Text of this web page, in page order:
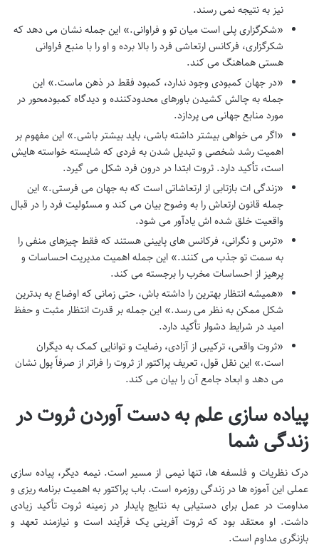
نیز به نتیجه نمی رسند.
«شکرگزاری پلی است میان تو و فراوانی.» این جمله نشان می دهد که
شکرگزاری، فرکانس ارتعاشی فرد را بالا برده و او را با منبع فراوانی
هستی هماهنگ می کند.
«در جهان کمبودی وجود ندارد، کمبود فقط در ذهن ماست.» این
جمله به چالش کشیدن باورهای محدودکننده و دیدگاه کمبودمحور در
مورد منابع جهانی می پردازد.
«اگر می خواهی بیشتر داشته باشی، باید بیشتر باشی.» این مفهوم بر
اهمیت رشد شخصی و تبدیل شدن به فردی که شایسته خواسته هایش
است، تأکید دارد. ثروت ابتدا در درون فرد شکل می گیرد.
«زندگی ات بازتابی از ارتعاشاتی است که به جهان می فرستی.» این
جمله قانون ارتعاش را به وضوح بیان می کند و مسئولیت فرد را در قبال
واقعیت خلق شده اش یادآور می شود.
«ترس و نگرانی، فرکانس های پایینی هستند که فقط چیزهای منفی را
به سمت تو جذب می کنند.» این جمله اهمیت مدیریت احساسات و
پرهیز از احساسات مخرب را برجسته می کند.
«همیشه انتظار بهترین را داشته باش، حتی زمانی که اوضاع به بدترین
شکل ممکن به نظر می رسد.» این جمله بر قدرت انتظار مثبت و حفظ
امید در شرایط دشوار تأکید دارد.
«ثروت واقعی، ترکیبی از آزادی، رضایت و توانایی کمک به دیگران
است.» این نقل قول، تعریف پراکتور از ثروت را فراتر از صرفاً پول نشان
می دهد و ابعاد جامع آن را بیان می کند.
پیاده سازی علم به دست آوردن ثروت در
زندگی شما
درک نظریات و فلسفه ها، تنها نیمی از مسیر است. نیمه دیگر، پیاده سازی
عملی این آموزه ها در زندگی روزمره است. باب پراکتور به اهمیت برنامه ریزی و
مداومت در عمل برای دستیابی به نتایج پایدار در زمینه ثروت تأکید زیادی
داشت. او معتقد بود که ثروت آفرینی یک فرآیند است و نیازمند تعهد و
بازنگری مداوم است.